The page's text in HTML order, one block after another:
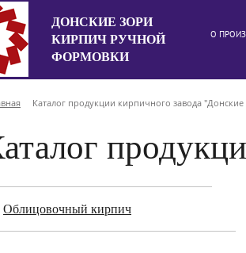
ДОНСКИЕ ЗОРИ
КИРПИЧ РУЧНОЙ
ФОРМОВКИ
О
Каталог продукции кирпичного завода "Донские
Облицовочный кирпич